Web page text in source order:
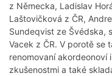
z Německa, Ladislav
Laštovičková z ČR,
Sundeqvist ze Švédska,
Vacek z ČR. V porotě se
renomovaní
zkušenostmi a také